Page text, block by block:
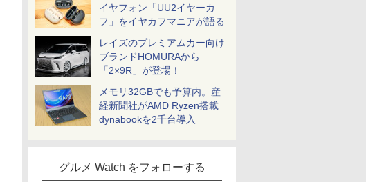
イヤフォン「UU2イヤーカ
フ」をイヤカフマニアが語る
レイズのプレミアムカー向け
ブランドHOMURAから
「2×9R」が登場！
メモリ32GBでも予算内。産
経新聞社がAMD Ryzen搭載
dynabookを2千台導入
グルメ Watch をフォローする